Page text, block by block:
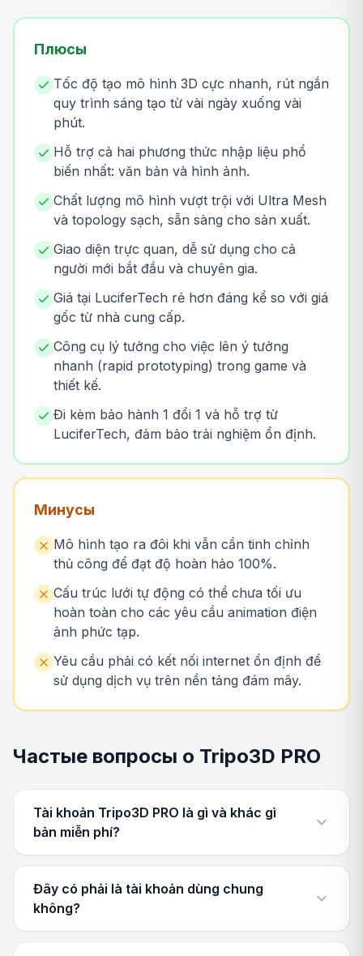
Плюсы
Tốc độ tạo mô hình 3D cực nhanh, rút ngắn
quy trình sáng tạo từ vài ngày xuống vài
phút.
Hỗ trợ cả hai phương thức nhập liệu phổ
biến nhất: văn bản và hình ảnh.
Chất lượng mô hình vượt trội với Ultra Mesh
và topology sạch, sẵn sàng cho sản xuất.
Giao diện trực quan, dễ sử dụng cho cả
người mới bắt đầu và chuyên gia.
Giá tại LuciferTech rẻ hơn đáng kể so với giá
gốc từ nhà cung cấp.
Công cụ lý tưởng cho việc lên ý tưởng
nhanh (rapid prototyping) trong game và
thiết kế.
Đi kèm bảo hành 1 đổi 1 và hỗ trợ từ
LuciferTech, đảm bảo trải nghiệm ổn định.
Минусы
Mô hình tạo ra đôi khi vẫn cần tinh chỉnh
thủ công để đạt độ hoàn hảo 100%.
Cấu trúc lưới tự động có thể chưa tối ưu
hoàn toàn cho các yêu cầu animation điện
ảnh phức tạp.
Yêu cầu phải có kết nối internet ổn định để
sử dụng dịch vụ trên nền tảng đám mây.
Частые вопросы о Tripo3D PRO
Tài khoản Tripo3D PRO là gì và khác gì
bản miễn phí?
Đây có phải là tài khoản dùng chung
không?